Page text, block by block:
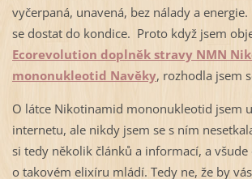
vyčerpaná, unavená, bez nálady a
se dostat do kondice. Proto když jsem
Ecorevolution doplněk stravy NMN
mononukleotid Navěky, rozhodla jsem
O látce Nikotinamid mononukleotid jsem
internetu, ale nikdy jsem se s ním
si tedy několik článků a informací, a
o takovém elixíru mládí. Tedy ne, že by